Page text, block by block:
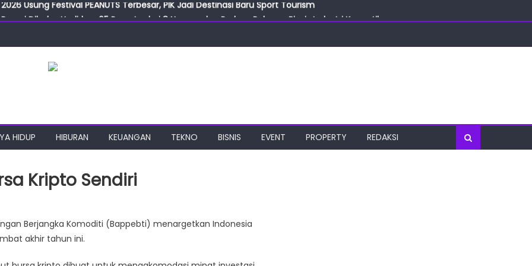
Dibuka, Hadirkan 65 Peserta dari 8 Negara dan Perluas Peluang Bisnis Industri Kecantikan
Expo 2026 Resmi Digelar, Tampilkan Teknologi Medis dan Laboratorium Terkini
Gulirkan Program Jumat Berkah, Wujud Nyata Kepedulian Sosial
Usung Festival PEANUTS Terbesar, PIK Jadi Destinasi Baru Sport Tourism
HIDUP HIBURAN KEUANGAN TEKNO BISNIS EVENT PROPERTY REDAKSI
Kripto Sendiri
Berjangka Komoditi (Bappebti) menargetkan Indonesia
akhir tahun ini.